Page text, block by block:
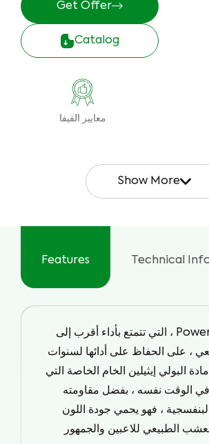
Get Offer
Catalog
معايير الفيفا
أداء عالي
الفوق
استخدام 24/7
صديقة للبيئة الشتاء
المظهر الطبيعي
Show More
Features Technical
، التي تتمتع بأداء أقرب إلى
، على الحفاظ على أدائها لسنوات
البولي إيثيلين الخام الخاصة التي
في الوقت نفسه ، بفضل مقاومته
، فهو يحمي جودة اللون
الطبيعي للاعبين والجمهور